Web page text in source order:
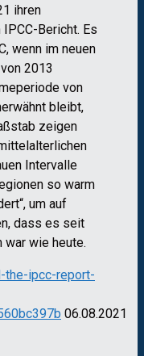
ihren
Bericht. Es
wenn im neuen
2013
von
bleibt,
zeigen
Intervalle
so warm
um auf
dass es seit
war wie heute.
ipcc-report-
06.08.2021